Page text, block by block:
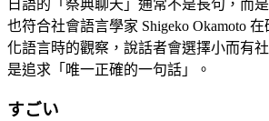
日語的「祭典聊天」通常不是長句，而
也符合社會語言學家 Shigeko Okamoto
化語言時的觀察，說話者會選擇小而有
是追求「唯一正確的一句話」。
すごい